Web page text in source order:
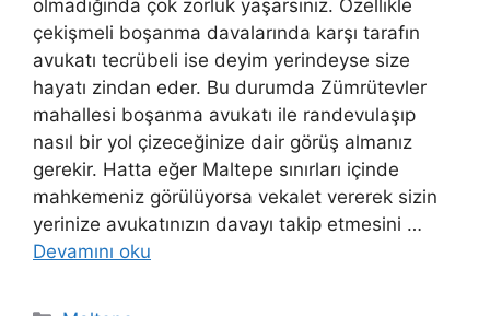
olmadığında çok zorluk yaşarsınız. Özellikle
çekişmeli boşanma davalarında karşı tarafın
avukatı tecrübeli ise deyim yerindeyse size
hayatı zindan eder. Bu durumda Zümrütevler
mahallesi boşanma avukatı ile randevulaşıp
nasıl bir yol çizeceğinize dair görüş almanız
gerekir. Hatta eğer Maltepe sınırları içinde
mahkemeniz görülüyorsa vekalet vererek sizin
yerinize avukatınızın davayı takip etmesini …
Devamını oku